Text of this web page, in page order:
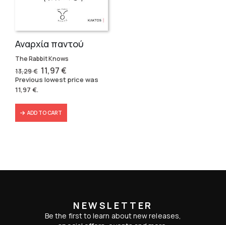
Αναρχία παντού
The Rabbit Knows
13,29€ Original
price
was:
11,97€Current
price
is:
Previous lowest price was
11,97 €.
ADD TO CART
NEWSLETTER
Be the first to learn about new releases,